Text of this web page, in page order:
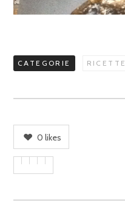
CATEGORIE RICETTE
0 likes